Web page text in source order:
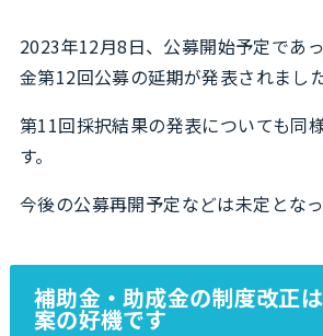
2023年12月8日、公募開始予定であ
金第12回公募の延期が発表されました
第11回採択結果の発表についても同
す。
今後の公募再開予定などは未定となっ
補助金・助成金の制度改正
案の好機です